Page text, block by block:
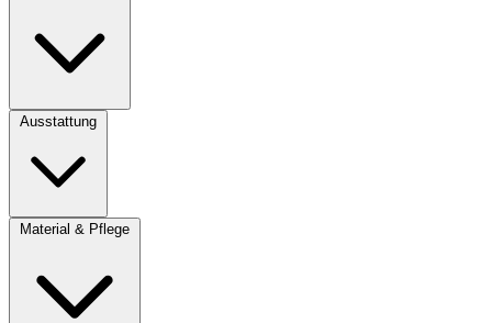
Ausstattung
Material & Pflege